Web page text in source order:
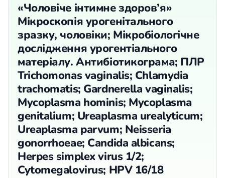
«Чоловіче інтимне здоров’я»
Мікроскопія урогенітального
зразку, чоловіки; Мікробіологічне
дослідження урогентіального
матеріалу. Антибіотикограма; ПЛР
Trichomonas vaginalis; Chlamydia
trachomatis; Gardnerella vaginalis;
Mycoplasma hominis; Mycoplasma
genitalium; Ureaplasma urealyticum;
Ureaplasma parvum; Neisseria
gonorrhoeae; Candida albicans;
Herpes simplex virus 1/2;
Cytomegalovirus; HPV 16/18